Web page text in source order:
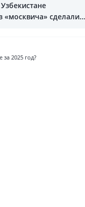
«москвича» сделали
2025 год?